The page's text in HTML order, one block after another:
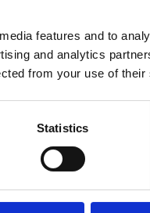
features and to
and analytics
from your use of
Statistics
med fotvård eller
Arbetsstol, sadel
20% rabatt fram till sista